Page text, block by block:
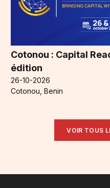
Cotonou : Capital
édition
26-10-2026
Cotonou, Benin
VOIR TOUS